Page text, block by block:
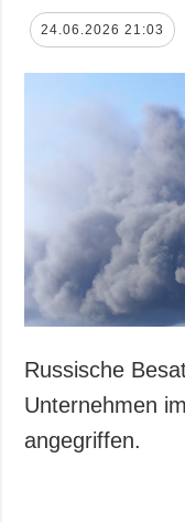
24.06.2026 21:03
Russische
Unternehmen
angegriffen.